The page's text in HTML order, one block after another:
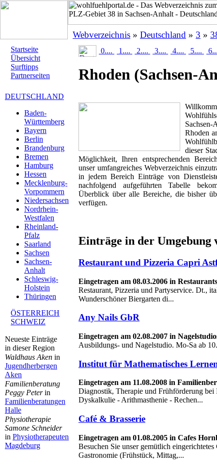
Webverzeichnis » Deutschland » 3 »
Startseite
Übersicht
Surftipps
Partnerseiten
DEUTSCHLAND
Baden-
Württemberg
Bayern
Berlin
Brandenburg
Bremen
Hamburg
Hessen
Mecklenburg-
Vorpommern
Niedersachsen
Nordrhein-
Westfalen
Rheinland-
Pfalz
Saarland
Sachsen
Sachsen-
Anhalt
Schleswig-
Holstein
Thüringen
ÖSTERREICH
SCHWEIZ
Neueste Einträge
in dieser Region
Waldhaus Aken in
Jugendherbergen
Aken
Familienberatung
Peggy Peterin
Familienberatungen
Halle
Physiotherapie
Samone Schneider
in Physiotherapeuten
Magdeburg
0.... 1.... 2.... 3.... 4.... 5....
Rhoden (Sachsen-
Rhoden
dieser
Möglichkeit, Ihren entsprechenden
unser umfangreiches Webverzeichnis
in jedem Bereich Einträge von
nachfolgend aufgeführten Tabelle
Überblick über alle Bereiche, die bisher
verfügen.
Einträge in der Umgebung
Restaurant und Pizzeria Capri
Eingetragen am 08.03.2006 in
Restaurant, Pizzeria und Partyservice. Dt.,
Wunderschöner Biergarten di...
Any Nails GbR
Eingetragen am 02.08.2007 in
Ausbildungs- und Nagelstudio. Mo-Sa ab
Institut für Mathematisches
Eingetragen am 11.08.2008 in
Diagnostik, Therapie und Frühförderung bei
Dyskalkulie - Arithmasthenie - Rechen...
Café & Brasserie
Eingetragen am 01.08.2005 in Cafes
Besuchen Sie unser gemütlich
Gastronomie (Frühstück, Mittag,...